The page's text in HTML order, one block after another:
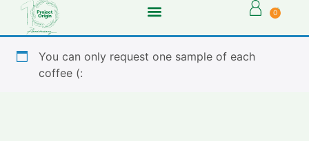
0
You can only request one sample of each
coffee (: